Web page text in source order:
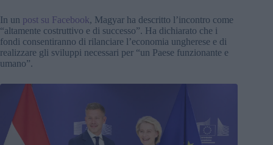
In un post su Facebook, Magyar ha descritto l’incontro come
“altamente costruttivo e di successo”. Ha dichiarato che i
fondi consentiranno di rilanciare l’economia ungherese e di
realizzare gli sviluppi necessari per “un Paese funzionante e
umano”.